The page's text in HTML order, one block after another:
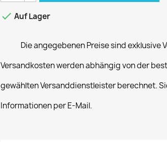
 Auf Lager
Die angegebenen Preise sind exklusive
Versandkosten werden abhängig von der
gewählten Versanddienstleister berechnet.
Informationen per E-Mail.